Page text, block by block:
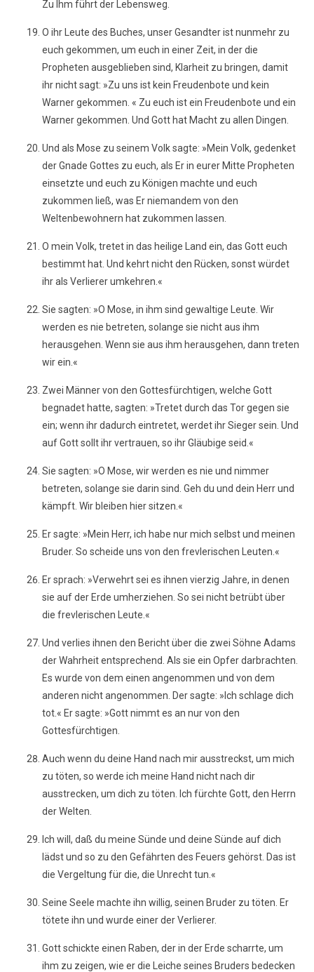
Zu Ihm führt der Lebensweg.
O ihr Leute des Buches, unser Gesandter ist nunmehr zu
euch gekommen, um euch in einer Zeit, in der die
Propheten ausgeblieben sind, Klarheit zu bringen, damit
ihr nicht sagt: »Zu uns ist kein Freudenbote und kein
Warner gekommen. « Zu euch ist ein Freudenbote und ein
Warner gekommen. Und Gott hat Macht zu allen Dingen.
Und als Mose zu seinem Volk sagte: »Mein Volk, gedenket
der Gnade Gottes zu euch, als Er in eurer Mitte Propheten
einsetzte und euch zu Königen machte und euch
zukommen ließ, was Er niemandem von den
Weltenbewohnern hat zukommen lassen.
O mein Volk, tretet in das heilige Land ein, das Gott euch
bestimmt hat. Und kehrt nicht den Rücken, sonst würdet
ihr als Verlierer umkehren.«
Sie sagten: »O Mose, in ihm sind gewaltige Leute. Wir
werden es nie betreten, solange sie nicht aus ihm
herausgehen. Wenn sie aus ihm herausgehen, dann treten
wir ein.«
Zwei Männer von den Gottesfürchtigen, welche Gott
begnadet hatte, sagten: »Tretet durch das Tor gegen sie
ein; wenn ihr dadurch eintretet, werdet ihr Sieger sein. Und
auf Gott sollt ihr vertrauen, so ihr Gläubige seid.«
Sie sagten: »O Mose, wir werden es nie und nimmer
betreten, solange sie darin sind. Geh du und dein Herr und
kämpft. Wir bleiben hier sitzen.«
Er sagte: »Mein Herr, ich habe nur mich selbst und meinen
Bruder. So scheide uns von den frevlerischen Leuten.«
Er sprach: »Verwehrt sei es ihnen vierzig Jahre, in denen
sie auf der Erde umherziehen. So sei nicht betrübt über
die frevlerischen Leute.«
Und verlies ihnen den Bericht über die zwei Söhne Adams
der Wahrheit entsprechend. Als sie ein Opfer darbrachten.
Es wurde von dem einen angenommen und von dem
anderen nicht angenommen. Der sagte: »Ich schlage dich
tot.« Er sagte: »Gott nimmt es an nur von den
Gottesfürchtigen.
Auch wenn du deine Hand nach mir ausstreckst, um mich
zu töten, so werde ich meine Hand nicht nach dir
ausstrecken, um dich zu töten. Ich fürchte Gott, den Herrn
der Welten.
Ich will, daß du meine Sünde und deine Sünde auf dich
lädst und so zu den Gefährten des Feuers gehörst. Das ist
die Vergeltung für die, die Unrecht tun.«
Seine Seele machte ihn willig, seinen Bruder zu töten. Er
tötete ihn und wurde einer der Verlierer.
Gott schickte einen Raben, der in der Erde scharrte, um
ihm zu zeigen, wie er die Leiche seines Bruders bedecken